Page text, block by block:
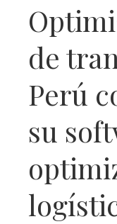
de
Perú
su